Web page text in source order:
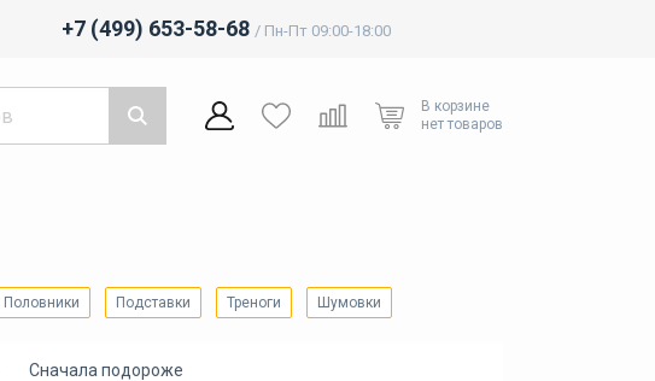
+7 (499) 653-58-68 / Пн-Пт 09:00-18:00
В корзине
нет товаров
Половники Подставки Треноги Шумовки
Сначала подороже